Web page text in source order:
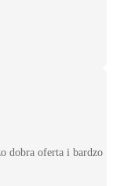
dobra oferta i bardzo